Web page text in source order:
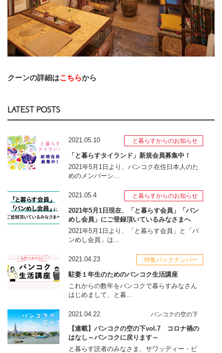
クーンの詳細はこちらから
LATEST POSTS
2021.05.10 と暮らすからのお知らせ
「と暮らすタイランド」新規会員募集中！
2021年5月1日より、バンコク在住日本人のた
めのメンバーシ...
2021.05.4 と暮らすからのお知らせ
2021年5月1日現在、「と暮らす会員」「バン
めし会員」にご登録頂いているみなさまへ
2021年5月1日より、「と暮らす会員」と「バ
ンめし会員」は...
2021.04.23 特集バックナンバー
駐妻１年生のためのバンコク生活講座
これからの数年をバンコクで暮らすみなさん
はじめまして、と暮...
2021.04.22 バンコクの空の下
【連載】バンコクの空の下vol.7 コロナ禍の
はなし～バンコクに戻ります～
と暮らす読者のみなさま、サワッディー・ピ